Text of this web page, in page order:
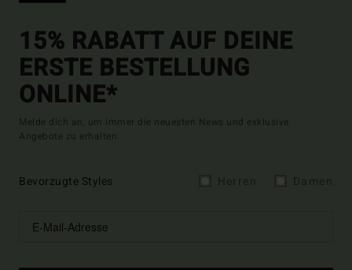
15% RABATT AUF DEINE
ERSTE BESTELLUNG
ONLINE*
Melde dich an, um immer die neuesten News und exklusive
Angebote zu erhalten.
Bevorzugte Styles